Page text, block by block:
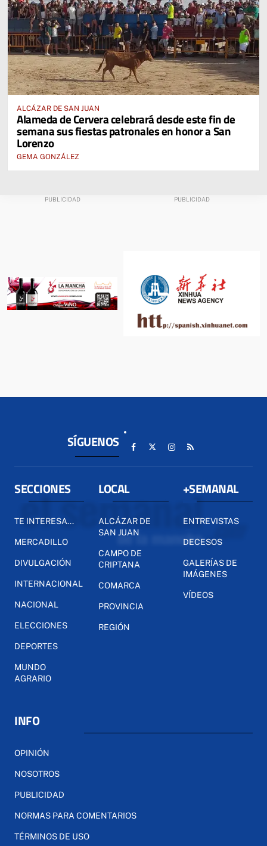
ALCÁZAR DE SAN JUAN
Alameda de Cervera celebrará desde este fin de
semana sus fiestas patronales en honor a San
Lorenzo
GEMA GONZÁLEZ
SÍGUENOS
SECCIONES
TE INTERESA...
MERCADILLO
DIVULGACIÓN
INTERNACIONAL
NACIONAL
ELECCIONES
DEPORTES
MUNDO
AGRARIO
LOCAL
ALCÁZAR DE
SAN JUAN
CAMPO DE
CRIPTANA
COMARCA
PROVINCIA
REGIÓN
+SEMANAL
ENTREVISTAS
DECESOS
GALERÍAS DE
IMÁGENES
VÍDEOS
INFO
OPINIÓN
NOSOTROS
PUBLICIDAD
NORMAS PARA COMENTARIOS
TÉRMINOS DE USO